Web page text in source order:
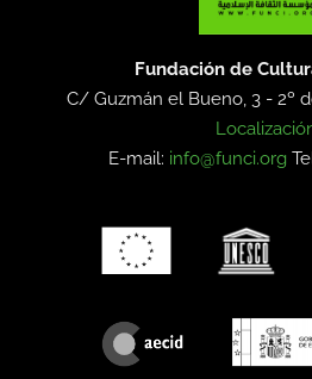
Fundación de
C/ Guzmán el Bueno, 3 - 2º
E-mail: info@funci.org